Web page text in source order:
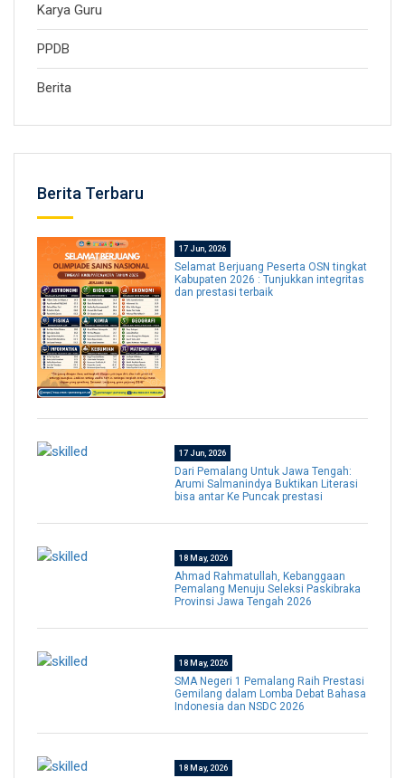
Karya Guru
PPDB
Berita
Berita Terbaru
17 Jun, 2026
Selamat Berjuang Peserta OSN tingkat
Kabupaten 2026 : Tunjukkan integritas
dan prestasi terbaik
17 Jun, 2026
Dari Pemalang Untuk Jawa Tengah:
Arumi Salmanindya Buktikan Literasi
bisa antar Ke Puncak prestasi
18 May, 2026
Ahmad Rahmatullah, Kebanggaan
Pemalang Menuju Seleksi Paskibraka
Provinsi Jawa Tengah 2026
18 May, 2026
SMA Negeri 1 Pemalang Raih Prestasi
Gemilang dalam Lomba Debat Bahasa
Indonesia dan NSDC 2026
18 May, 2026